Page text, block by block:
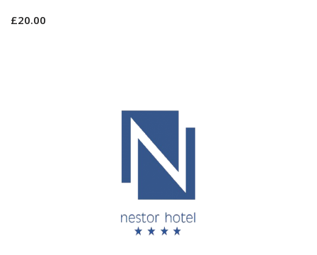
£20.00